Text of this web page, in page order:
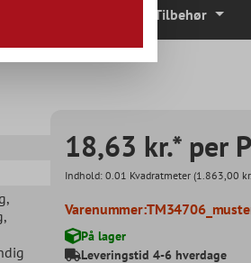
Tilbehør
,
,
18,63 kr.* per
Indhold: 0.01 Kvadratmeter (1.863,00
Varenummer:
På lager
Leveringstid 4-6 hverdage